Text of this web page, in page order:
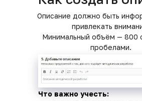
Описание должно быть
привлекать
Минимальный объём — 800
пробелами.
Что важно учесть: